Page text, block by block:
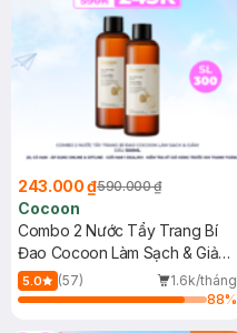
243.000 ₫590.000 ₫
Cocoon
Combo 2 Nước Tẩy Trang Bí
Đao Cocoon Làm Sạch & Giảm
Dầu 500ml
5.0 (57)
1.6k/tháng
88%